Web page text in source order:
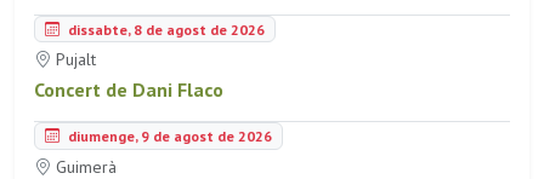
dissabte, 8 de agost de 2026
Pujalt
Concert de Dani Flaco
diumenge, 9 de agost de 2026
Guimerà